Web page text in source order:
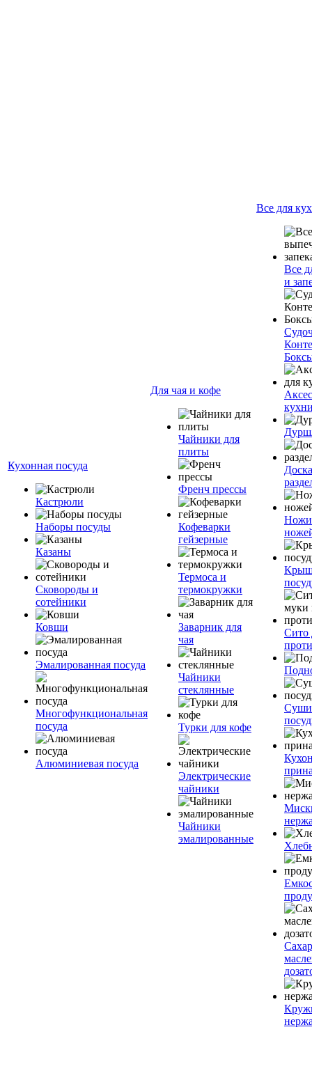
Кухонная посуда
Кастрюли
Наборы посуды
Казаны
Сковороды и
сотейники
Ковши
Эмалированная посуда
Многофункциональная
посуда
Алюминиевая посуда
Для чая и кофе
Чайники для
плиты
Френч прессы
Кофеварки
гейзерные
Термоса и
термокружки
Заварник для
чая
Чайники
стеклянные
Турки для кофе
Электрические
чайники
Чайники
эмалированные
Все для
Все
и
Доска
Сито